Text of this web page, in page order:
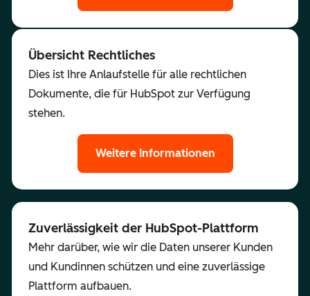
Übersicht Rechtliches
Dies ist Ihre Anlaufstelle für alle rechtlichen
Dokumente, die für HubSpot zur Verfügung
stehen.
Weitere Informationen
Zuverlässigkeit der HubSpot-Plattform
Mehr darüber, wie wir die Daten unserer Kunden
und Kundinnen schützen und eine zuverlässige
Plattform aufbauen.